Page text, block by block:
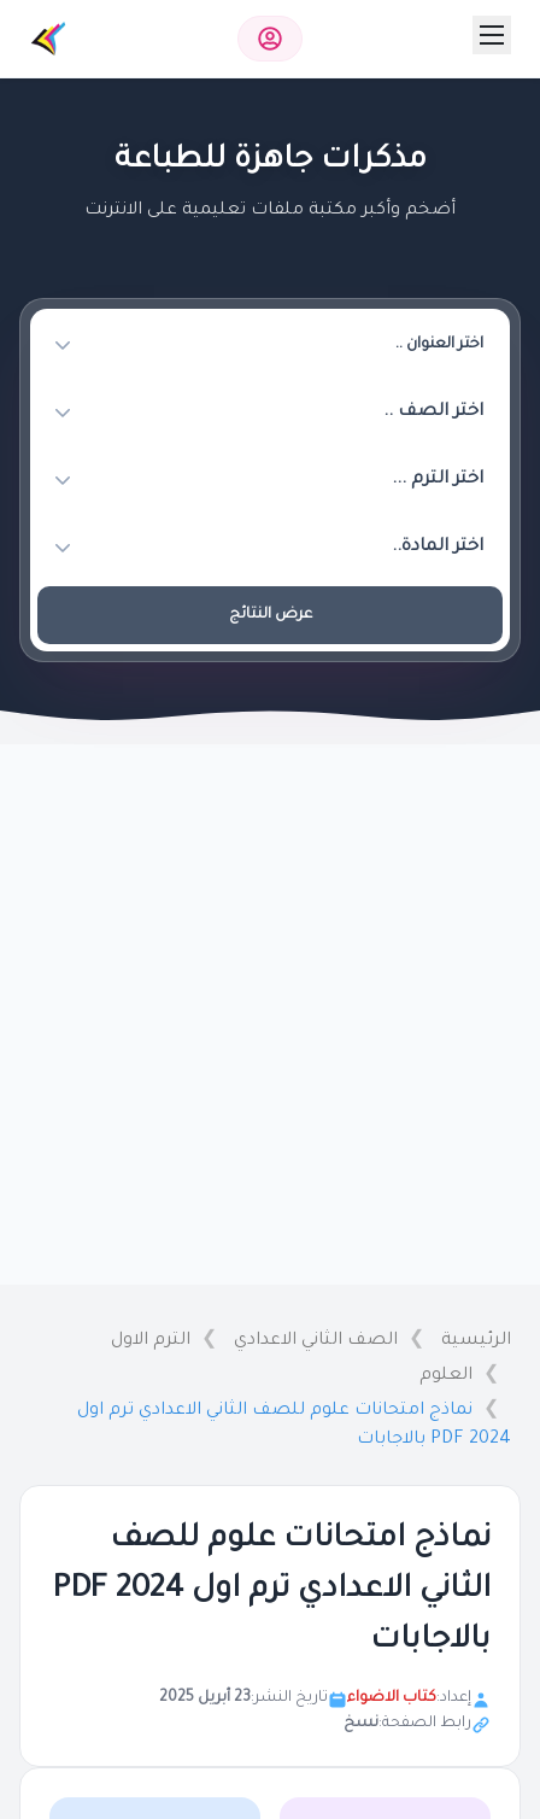
مذكرات جاهزة للطباعة
أضخم وأكبر مكتبة ملفات تعليمية على الانترنت
عرض النتائج
الرئيسية الصف الثاني الاعدادي
الترم الاول
العلوم
نماذج امتحانات علوم للصف الثاني الاعدادي ترم اول
2024 PDF بالاجابات
نماذج امتحانات علوم للصف
الثاني الاعدادي ترم اول 2024 PDF
بالاجابات
إعداد:كتاب الاضواء تاريخ النشر:23 أبريل 2025
رابط الصفحة:نسخ